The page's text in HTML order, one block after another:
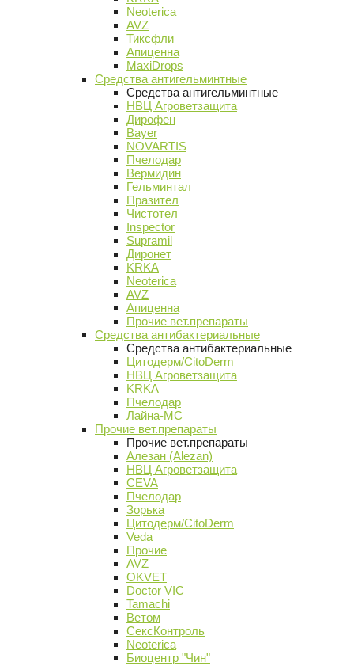
Neoterica
AVZ
Тиксфли
Апиценна
MaxiDrops
Средства антигельминтные
Средства антигельминтные
НВЦ Агроветзащита
Дирофен
Bayer
NOVARTIS
Пчелодар
Вермидин
Гельминтал
Празител
Чистотел
Inspector
Supramil
Диронет
KRKA
Neoterica
AVZ
Апиценна
Прочие вет.препараты
Средства антибактериальные
Средства антибактериальные
Цитодерм/CitoDerm
НВЦ Агроветзащита
KRKA
Пчелодар
Лайна-МС
Прочие вет.препараты
Прочие вет.препараты
Алезан (Alezan)
НВЦ Агроветзащита
CEVA
Пчелодар
Зорька
Цитодерм/CitoDerm
Veda
Прочие
AVZ
OKVET
Doctor VIC
Tamachi
Ветом
СексКонтроль
Neoterica
Биоцентр "Чин"